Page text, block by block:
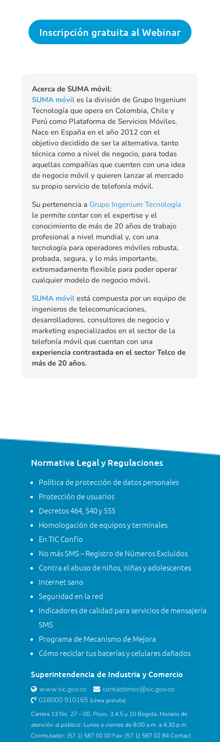
Inscripción gratuita al Webinar
Acerca de SUMA móvil:
SUMA móviles la división de Grupo Ingenium
Tecnología que opera en Colombia, Chile y
Perú como Plataforma de Servicios Móviles.
Nace en España en el año 2012 con el
objetivo decidido de ser la alternativa, tanto
técnica como a nivel de negocio, para todas
aquellas compañías que cuenten con una idea
de negocio móvil y quieren lanzar al mercado
su propio servicio de telefonía móvil.
Su pertenencia a Grupo Ingenium Tecnología
le permite contar con el expertise y el
conocimiento de más de 20 años de trabajo
profesional a nivel mundial y, con una
tecnología para operadores móviles robusta,
probada, segura, y lo más importante,
extremadamente flexible para poder operar
cualquier modelo de negocio móvil.
SUMA móvilestá compuesta por un equipo de
ingenieros de telecomunicaciones,
desarrolladores, consultores de negocio y
marketing especializados en el sector de la
telefonía móvil que cuentan con una
experiencia contrastada en el sector Telco de
más de 20 años.
Normativa Legal y Regulaciones
Política de protección de datos personales
Protección de usuarios
Decretos 464, 540 y 555
Homologación de equipos y terminales
En TIC Confío
No más SMS – Registro de Números Excluidos
Contra el abuso de niños, niñas y adolescentes
Internet sano
Seguridad en la red
Indicadores de calidad para servicios de mensajería
SMS
Programa de Mecanismo de Mejora
Cómo reciclar tus baterías y celulares dañados
Superintendencia de Industria y Comercio
www.sic.gov.co
contactenos@sic.gov.co
018000 910165 (Línea gratuita)
Carrera 13 No. 27 – 00, Pisos. 3,4,5 y 10 Bogotá. Horario de
atención al público: Lunes a viernes de 8:00 a.m. a 4:30 p.m.
Conmutador: (57 1) 587 00 00 Fax: (57 1) 587 02 84 Contact